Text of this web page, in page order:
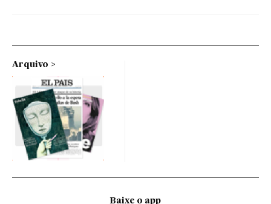
Arquivo
Baixe o app